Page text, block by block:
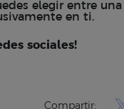
elegir entre
en ti.
sociales!
Compartir: